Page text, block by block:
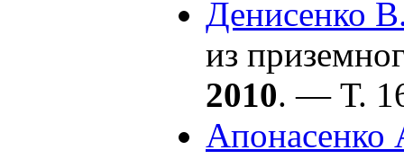
Денисенко
из
2010. — Т.
Апонасенко